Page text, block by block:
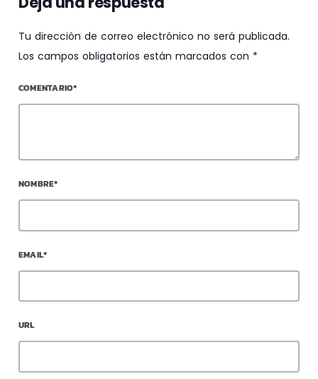
Tu dirección de correo electrónico no será publicada.
Los campos obligatorios están marcados con *
COMENTARIO*
NOMBRE*
EMAIL*
URL